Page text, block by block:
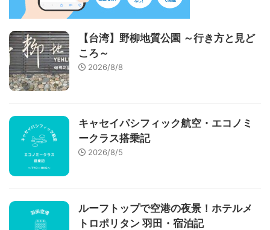
【台湾】野柳地質公園 ～行き方と見ど
ころ～
2026/8/8
キャセイパシフィック航空・エコノミ
ークラス搭乗記
2026/8/5
ルーフトップで空港の夜景！ホテルメ
トロポリタン 羽田・宿泊記